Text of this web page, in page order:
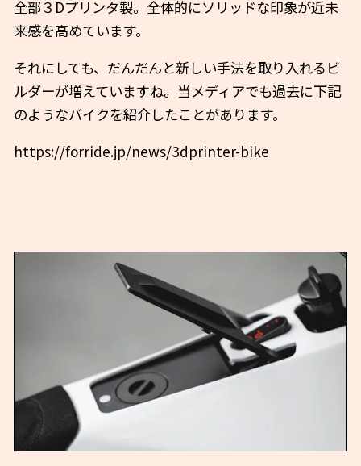
全部３Dプリンタ製。全体的にソリッドな印象が近未
来感を高めています。
それにしても、だんだんと新しい手法を取り入れるビ
ルダーが増えていますね。当メディアでも過去に下記
のようなバイクを紹介したことがあります。
https://forride.jp/news/3dprinter-bike